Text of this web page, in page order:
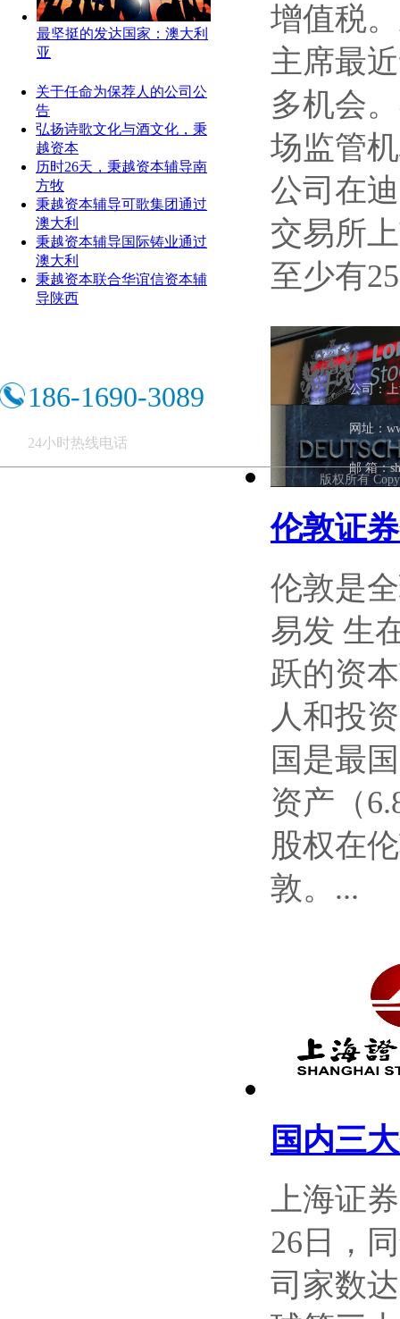
增值税
主席最
多机会
场监管
公司在
交易所
至少有
伦敦证
伦敦是
易发 生
跃的资
人和投
国是最
资产（
股权在
敦。...
国内三
上海证
26日，
司家数
最坚挺的发达国家：澳大利
亚
关于任命为保荐人的公司公
告
弘扬诗歌文化与酒文化，秉
越资本
历时26天，秉越资本辅导南
方牧
秉越资本辅导可歌集团通过
澳大利
秉越资本辅导国际铸业通过
澳大利
秉越资本联合华谊信资本辅
导陕西
186-1690-3089
24小时热线电话
公司：
网址
邮 箱：
版权所有